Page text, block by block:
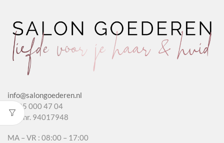
info@salongoederen.nl
T 085 000 47 04
KvK nr. 94017948
MA – VR : 08:00 – 17:00